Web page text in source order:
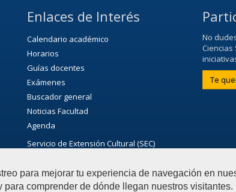
para mejorar tu experiencia de navegación en
comprender de dónde llegan nuestros visitantes.
Enlaces de Interés
Calendario académico
Horarios
Guías docentes
Exámenes
Buscador general
Noticias Facultad
Agenda
Servicio de Extensión Cultural (SEC)
No
Ciencias
Te